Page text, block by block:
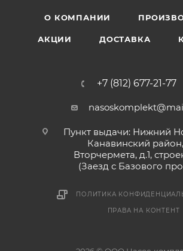
О КОМПАНИИ
АКЦИИ ДОСТАВКА
+7 (812) 677-21-77
Пункт выдачи: Нижний
Канавинский
Вторчермета, д.1,
(Заезд с Базового
ПОЛИТИКА
ПРАВА НА КОНТЕНТ